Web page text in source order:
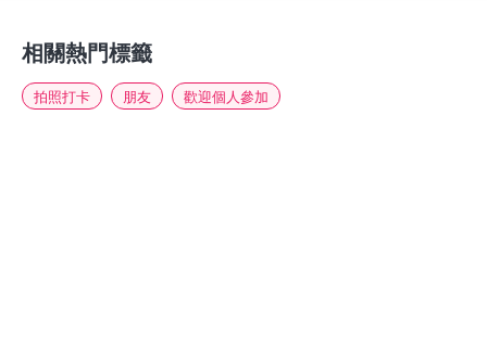
相關熱門標籤
拍照打卡 朋友 歡迎個人參加